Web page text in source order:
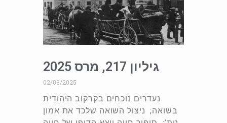
גיליון 217, מרס 2025
02/03/2025
נעדרים נוכחים בקרקוב היהודית
בשואה; ניצול השואה שלכד את אמון